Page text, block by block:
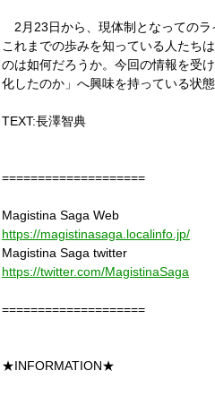
2月23日から、現体制となってのラ
これまでの歩みを知っている人たち
のは如何だろうか。今回の情報を受
化したのか」へ興味を持っている状
TEXT:長澤智典
====================
Magistina Saga Web
https://magistinasaga.localinfo.jp/
Magistina Saga twitter
https://twitter.com/MagistinaSaga
====================
★INFORMATION★